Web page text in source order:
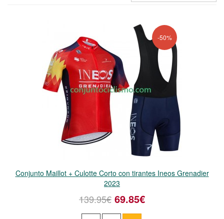
-50%
Conjunto Maillot + Culotte Corto con tirantes Ineos Grenadier
2023
139.95€ 69.85€